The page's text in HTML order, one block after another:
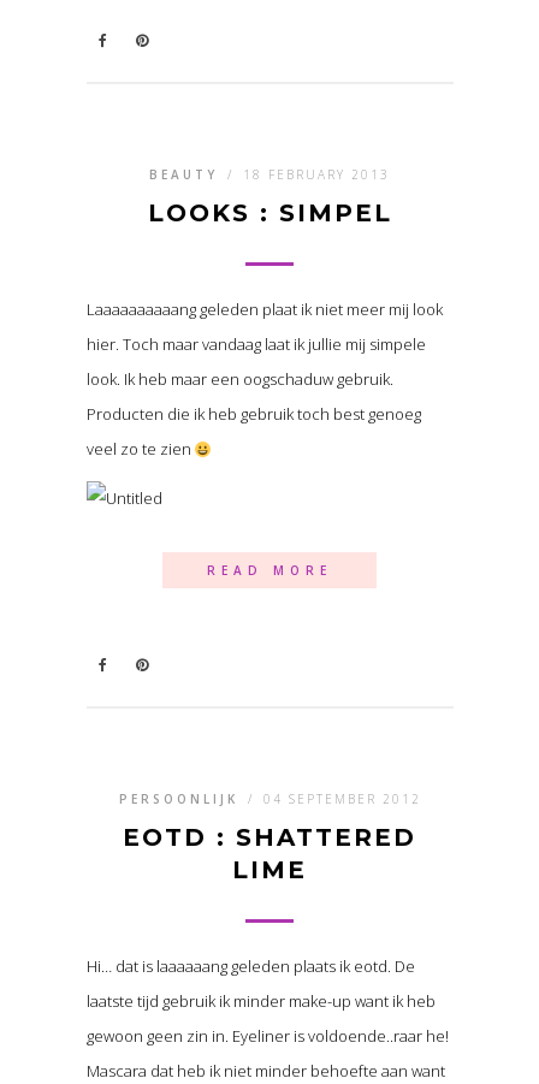
BEAUTY / 18 FEBRUARY 2013
LOOKS : SIMPEL
Laaaaaaaaaang geleden plaat ik niet meer mij look
hier. Toch maar vandaag laat ik jullie mij simpele
look. Ik heb maar een oogschaduw gebruik.
Producten die ik heb gebruik toch best genoeg
veel zo te zien
READ MORE
PERSOONLIJK / 04 SEPTEMBER 2012
EOTD : SHATTERED
LIME
Hi… dat is laaaaaang geleden plaats ik eotd. De
laatste tijd gebruik ik minder make-up want ik heb
gewoon geen zin in. Eyeliner is voldoende..raar he!
Mascara dat heb ik niet minder behoefte aan want